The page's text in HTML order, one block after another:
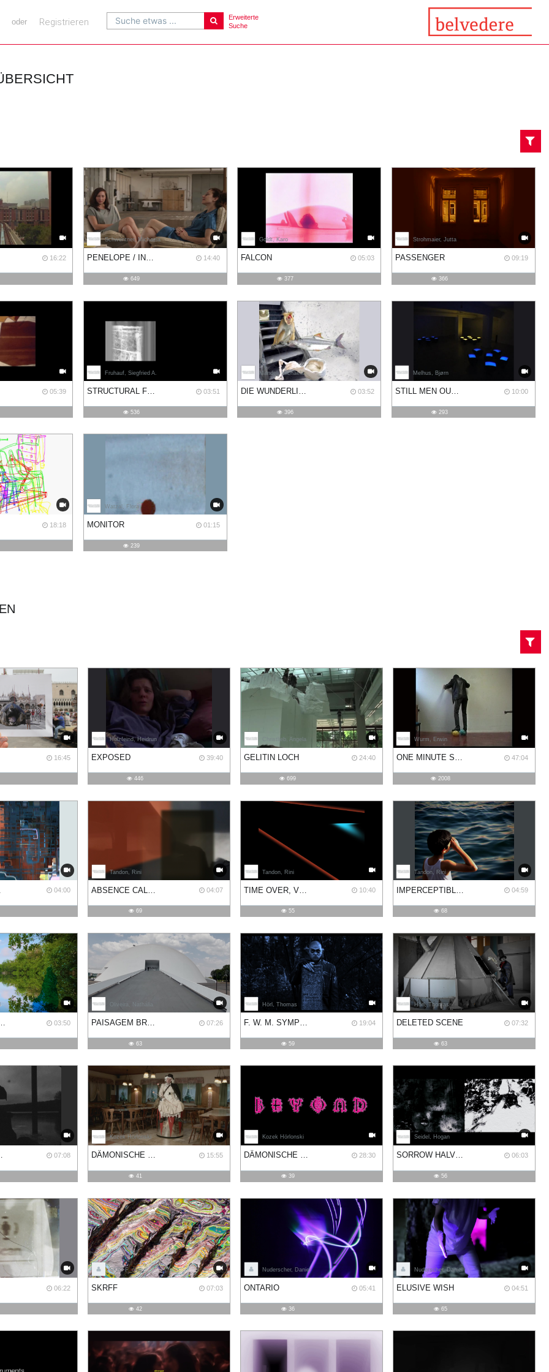
Suche etwas ...
Erweiterte
Suche
oder Registrieren
16:22
Schwentner, Michaela
PENELOPE / IN THE SCENERY / REFLECTING / RELATIONS 14:40
649
Goldt, Karo
FALCON 05:03
377
Strohmaier, Jutta
PASSENGER 09:19
366
05:39
Fruhauf, Siegfried A.
STRUCTURAL FILMWASTE. DISSOLUTION 1 03:51
536
Mandel, Michaela
DIE WUNDERLICHE GASTEREI 03:52
396
Melhus, Bjørn
STILL MEN OUT THERE 10:00
293
18:18
Watzal, Flora
MONITOR 01:15
239
16:45
Holzfeind, Heidrun
EXPOSED 39:40
446
Christlieb, Angela
GELITIN LOCH 24:40
699
Wurm, Erwin
ONE MINUTE SCULPTURES 47:04
2008
04:00
Tandon, Rini
04:07
69
Tandon, Rini
10:40
55
Tandon, Rini
04:59
68
A DRAINPIPE 03:50
Oliveira, Nathália
PAISAGEM BRASILEIRA 07:26
63
Hörl, Thomas
F. W. M. SYMPHONIE 19:04
59
Hörl, Thomas
DELETED SCENE 07:32
63
07:08
Kozek Hörlonski
DÄMONISCHE LEINWÄNDE. TEIL II - ARRIVAL 15:55
41
Kozek Hörlonski
DÄMONISCHE LEINWÄNDE. TEIL III - BEYOND 28:30
39
Seidel, Hogan
SORROW HALVED #2: OSCILLATING SPORADICALLY 06:03
56
06:22
SKRFF_ology
SKRFF 07:03
42
Nuderscher, Daniel
ONTARIO 05:41
36
Nuderscher, Daniel
ELUSIVE WISH 04:51
65